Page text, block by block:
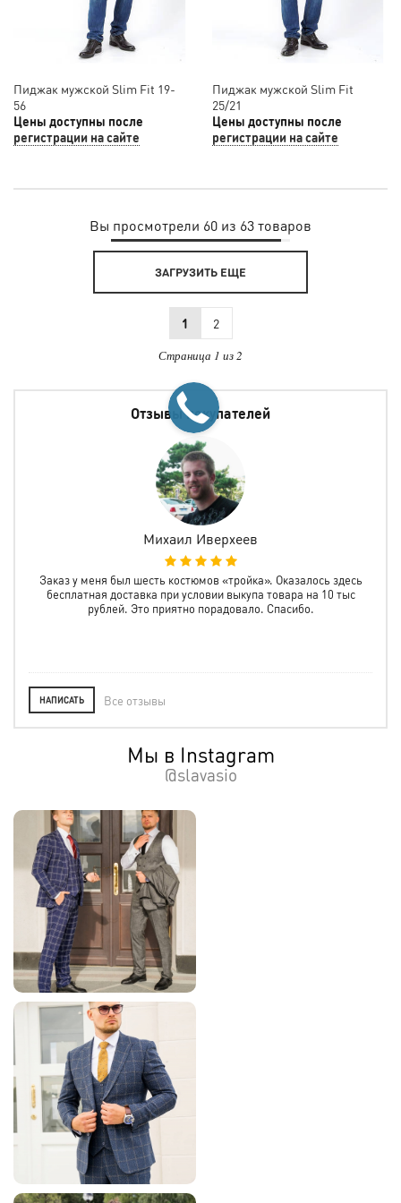
Пиджак мужской Slim Fit 19-
56
Цены доступны после
регистрации на сайте
Пиджак мужской Slim Fit
25/21
Цены доступны после
регистрации на сайте
Вы просмотрели 60 из 63 товаров
ЗАГРУЗИТЬ ЕЩЕ
1
2
Страница 1 из 2
Отзывы покупателей
Михаил Иверхеев
Заказ у меня был шесть костюмов «тройка». Оказалось здесь
бесплатная доставка при условии выкупа товара на 10 тыс
рублей. Это приятно порадовало. Спасибо.
НАПИСАТЬ Все отзывы
Мы в Instagram
@slavasio